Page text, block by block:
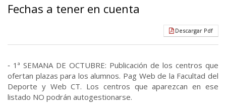
Fechas a tener en cuenta
Descargar Pdf
‐ 1ª SEMANA DE OCTUBRE: Publicación de los centros que
ofertan plazas para los alumnos. Pag Web de la Facultad del
Deporte y Web CT. Los centros que aparezcan en ese
listado NO podrán autogestionarse.